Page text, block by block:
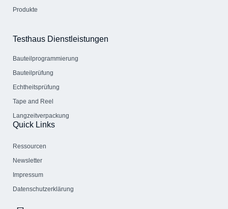
Produkte
Testhaus Dienstleistungen
Bauteil­programmierung
Bauteilprüfung
Echtheitsprüfung
Tape and Reel
Langzeitverpackung
Quick Links
Ressourcen
Newsletter
Impressum
Datenschutzerklärung